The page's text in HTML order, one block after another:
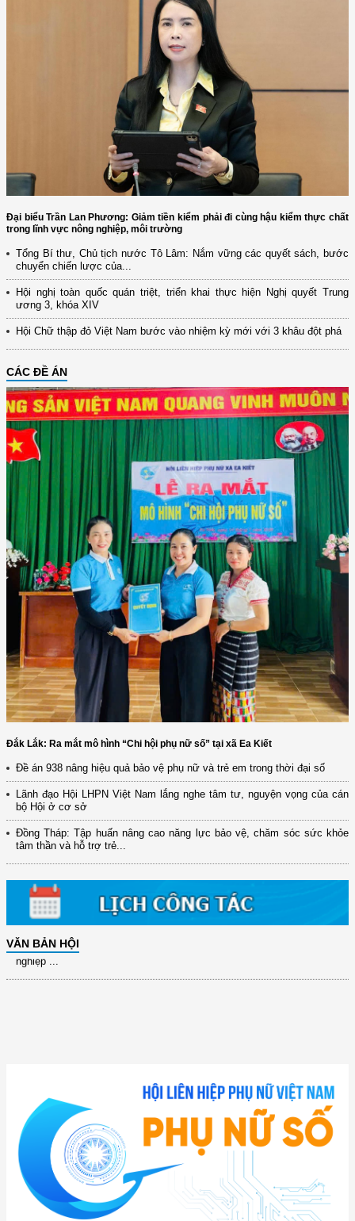
Đại biểu Trần Lan Phương: Giảm tiền kiểm phải đi cùng hậu kiểm thực chất
trong lĩnh vực nông nghiệp, môi trường
Tổng Bí thư, Chủ tịch nước Tô Lâm: Nắm vững các quyết sách, bước
chuyển chiến lược của...
Hội nghị toàn quốc quán triệt, triển khai thực hiện Nghị quyết Trung
ương 3, khóa XIV
Hội Chữ thập đỏ Việt Nam bước vào nhiệm kỳ mới với 3 khâu đột phá
CÁC ĐỀ ÁN
Đắk Lắk: Ra mắt mô hình “Chi hội phụ nữ số” tại xã Ea Kiết
Đề án 938 nâng hiệu quả bảo vệ phụ nữ và trẻ em trong thời đại số
Lãnh đạo Hội LHPN Việt Nam lắng nghe tâm tư, nguyện vọng của cán
bộ Hội ở cơ sở
Đồng Tháp: Tập huấn nâng cao năng lực bảo vệ, chăm sóc sức khỏe
tâm thần và hỗ trợ trẻ...
VĂN BẢN HỘI
(12/TB-HĐKH) V/v đăng ký, đề xuất nhiệm vụ Khoa học, công nghệ và
đổi mới ...
(898/KH/ĐCT) Kế hoạch thực hiện Quyết định số 2415/QĐ-TTg ngày
31/10/2025 ...
(891/KH-ĐCT) Kế hoạch thực hiện Nghị quyết số 72-NQ/TW ngày
9/9/2025 của Bộ ...
(2415/QĐ-TTg) Quyết định về việc phê duyệt Đề án Hỗ trợ Phụ nữ khởi
nghiệp ...